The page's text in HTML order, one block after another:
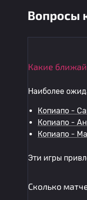
Вопросы
Какие
Наиболее
Копиапо -
Копиапо -
Копиапо -
Эти игры
Сколько